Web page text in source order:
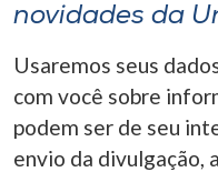
novidades da
Usaremos seus
com você sobre
podem ser de seu
envio da divulgação,